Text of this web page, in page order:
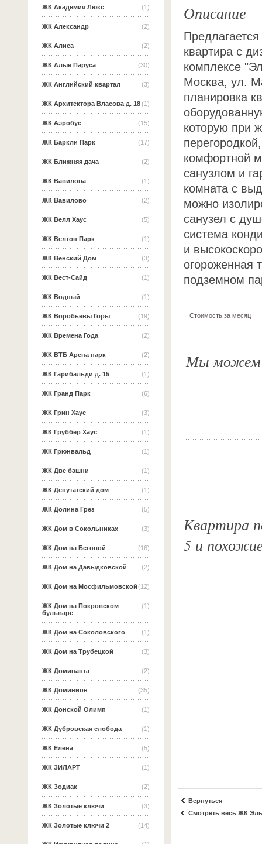
(1)
ЖК Академия Люкс
(2)
ЖК Александр
(2)
ЖК Алиса
(30)
ЖК Алые Паруса
(3)
ЖК Английский квартал
(1)
ЖК Архитектора Власова д. 18
(15)
ЖК Аэробус
(17)
ЖК Баркли Парк
(2)
ЖК Ближняя дача
(1)
ЖК Вавилова
(2)
ЖК Вавилово
(5)
ЖК Велл Хаус
(1)
ЖК Велтон Парк
(3)
ЖК Венский Дом
(1)
ЖК Вест-Сайд
(1)
ЖК Водный
(19)
ЖК Воробьевы Горы
(2)
ЖК Времена Года
(2)
ЖК ВТБ Арена парк
(1)
ЖК Гарибальди д. 15
(6)
ЖК Гранд Парк
(3)
ЖК Грин Хаус
(1)
ЖК Груббер Хаус
(1)
ЖК Грюнвальд
(1)
ЖК Две башни
(1)
ЖК Депутатский дом
(5)
ЖК Долина Грёз
(3)
ЖК Дом в Сокольниках
(16)
ЖК Дом на Беговой
(2)
ЖК Дом на Давыдковской
(12)
ЖК Дом на Мосфильмовской
(1)
ЖК Дом на Покровском
бульваре
(1)
ЖК Дом на Соколовского
(3)
ЖК Дом на Трубецкой
(2)
ЖК Доминанта
(35)
ЖК Доминион
(1)
ЖК Донской Олимп
(1)
ЖК Дубровская слобода
(5)
ЖК Елена
(1)
ЖК ЗИЛАРТ
(2)
ЖК Зодиак
(3)
ЖК Золотые ключи
(14)
ЖК Золотые ключи 2
Описание
квартира с
комплексе
Москва, ул.
планировка
которую при
комфортной
санузлом и
комната с
можно
санузел с
система
и
огороженная
подземном
Стоимость за месяц
Мы можем
Квартира
5 и
Вернуться
Смотреть весь ЖК